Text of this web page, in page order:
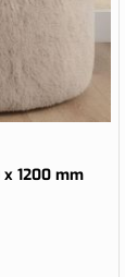
1200 mm